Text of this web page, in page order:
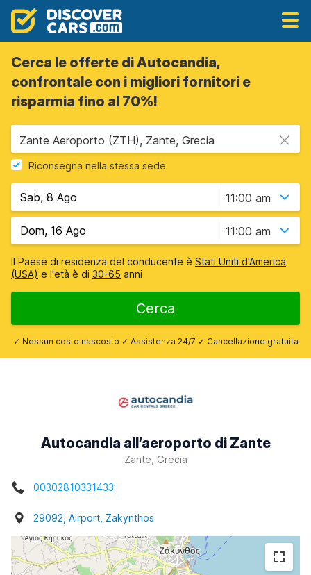
Cerca le offerte di Autocandia,
confrontale con i migliori fornitori e
risparmia fino al 70%!
Zante Aeroporto (ZTH), Zante, Grecia
Riconsegna nella stessa sede
11:00 am
11:00 am
Il Paese di residenza del conducente è Stati Uniti d'America
(USA) e l'età è di 30-65 anni
Cerca
✓ Nessun costo nascosto ✓ Assistenza 24/7 ✓ Cancellazione gratuita
Autocandia all’aeroporto di Zante
Zante, Grecia
00302810331433
29092, Airport, Zakynthos